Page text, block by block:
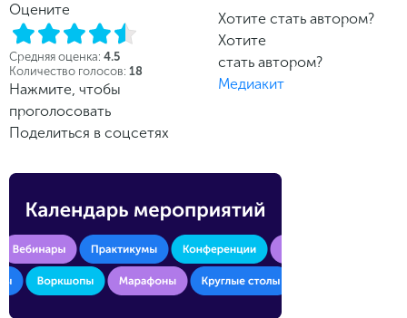
Оцените
Средняя оценка: 4.5
Количество голосов: 18
Нажмите, чтобы
проголосовать
Поделиться в соцсетях
Хотите стать автором?
Хотите
стать автором?
Медиакит